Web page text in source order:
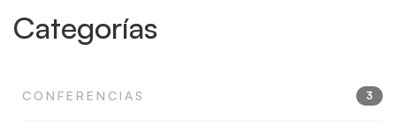
Categorías
CONFERENCIAS 3